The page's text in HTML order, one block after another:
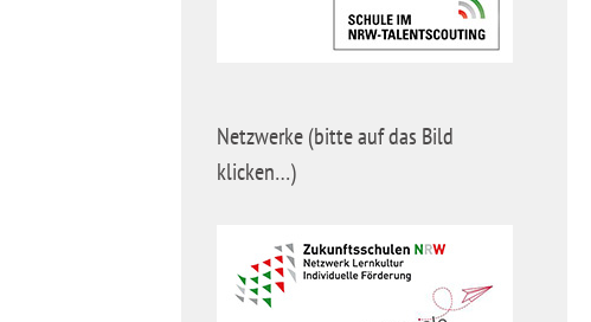
Netzwerke (bitte auf das Bild
klicken…)